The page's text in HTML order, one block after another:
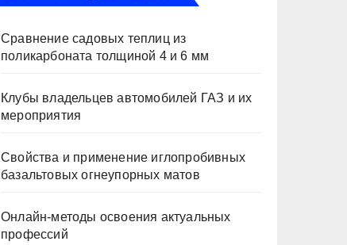
Сравнение садовых теплиц из
поликарбоната толщиной 4 и 6 мм
Клубы владельцев автомобилей ГАЗ и их
мероприятия
Свойства и применение иглопробивных
базальтовых огнеупорных матов
Онлайн-методы освоения актуальных
профессий